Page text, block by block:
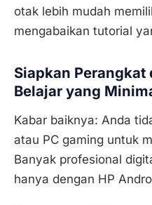
otak lebih mudah
mengabaikan tutorial
Siapkan
Belajar yang
Kabar baiknya: Anda
atau PC gaming untuk
Banyak profesional
hanya dengan HP